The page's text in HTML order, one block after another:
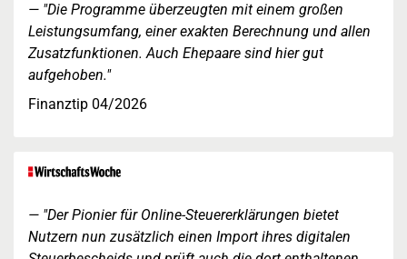
"Die Programme überzeugten mit einem großen
Leistungsumfang, einer exakten Berechnung und allen
Zusatzfunktionen. Auch Ehepaare sind hier gut
aufgehoben."
Finanztip 04/2026
"Der Pionier für Online-Steuererklärungen bietet
Nutzern nun zusätzlich einen Import ihres digitalen